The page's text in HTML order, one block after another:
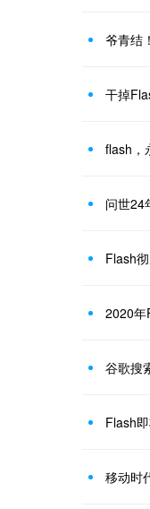
爷青结
干掉
flash，
问世24
Flash
2020年
谷歌搜
Flash
移动时